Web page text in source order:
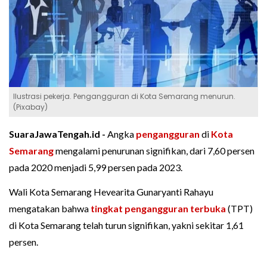
Ilustrasi pekerja. Pengangguran di Kota Semarang menurun.
(Pixabay)
SuaraJawaTengah.id - Angka pengangguran di Kota
Semarangmengalami penurunan signifikan, dari 7,60 persen
pada 2020 menjadi 5,99 persen pada 2023.
Wali Kota Semarang Hevearita Gunaryanti Rahayu
mengatakan bahwa tingkat pengangguran terbuka (TPT)
di Kota Semarang telah turun signifikan, yakni sekitar 1,61
persen.